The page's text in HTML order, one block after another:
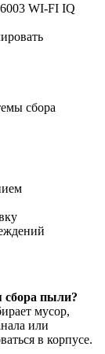
WI-FI IQ
сбора
сбора пыли?
мусор,
или
в корпусе.